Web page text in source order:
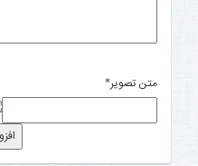
متن تصویر*